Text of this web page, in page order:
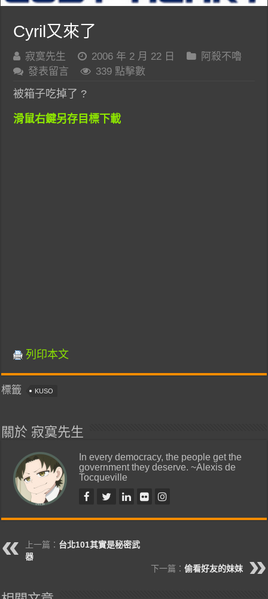
Cyril又來了
寂寞先生 2006 年 2 月 22 日
阿殺不嚕
發表留言
339 點擊數
被箱子吃掉了 ?
滑鼠右鍵另存目標下載
列印本文
標籤 KUSO
關於 寂寞先生
In every democracy, the people get the
government they deserve. ~Alexis de
Tocqueville
上一篇： 台北101其實是秘密武
器
下一篇： 偷看好友的妹妺